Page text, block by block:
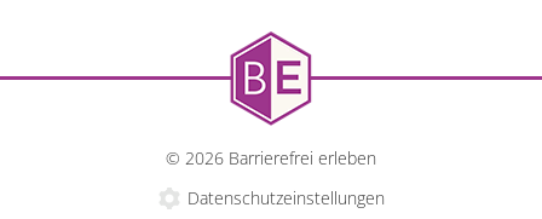
© 2026 Barrierefrei erleben
Datenschutzeinstellungen